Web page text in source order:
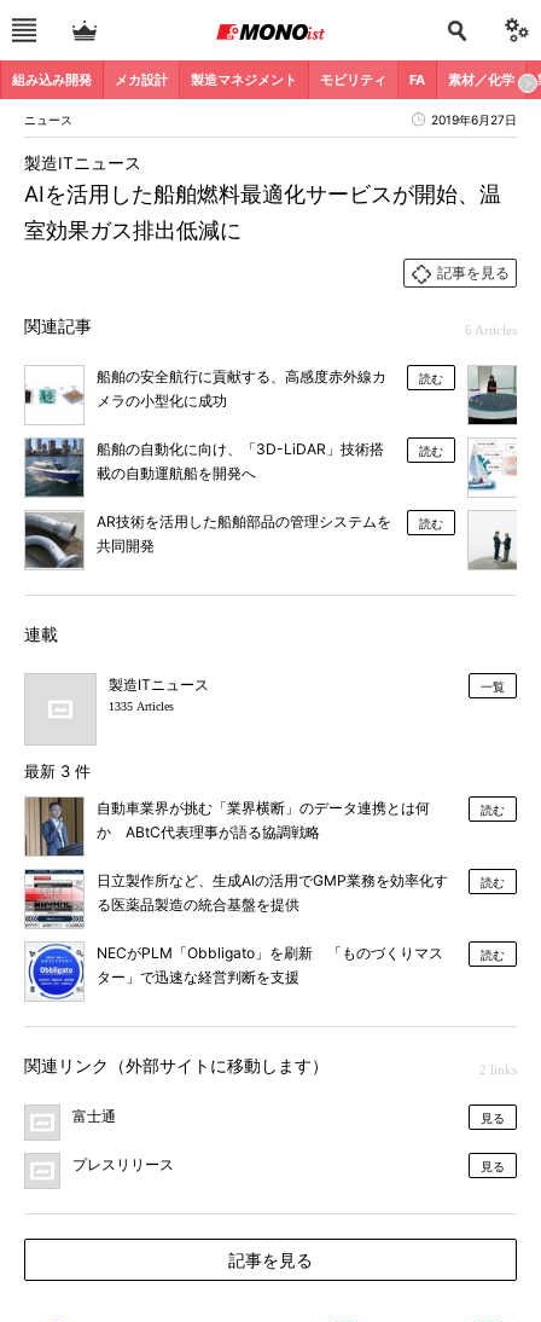
組み込み開発 メカ設計 製造マネジメント モビリティ FA 素材／化学
ニュース 2019年6月27日
AIを活用した船舶燃料最適化サービスが開始、温
室効果ガス排出低減に
製造ITニュース
記事を見る
関連記事 6 Articles
船舶の安全航行に貢献する、高感度赤外線カ
メラの小型化に成功
読む
船舶の自動化に向け、「3D-LiDAR」技術搭
載の自動運航船を開発へ
読む
AR技術を活用した船舶部品の管理システムを
共同開発
読む
連載
製造ITニュース
1335 Articles
一覧
最新 3 件
自動車業界が挑む「業界横断」のデータ連携とは何
か ABtC代表理事が語る協調戦略
読む
日立製作所など、生成AIの活用でGMP業務を効率化す
る医薬品製造の統合基盤を提供
読む
NECがPLM「Obbligato」を刷新 「ものづくりマス
ター」で迅速な経営判断を支援
読む
関連リンク（外部サイトに移動します） 2 links
富士通 見る
プレスリリース 見る
記事を見る